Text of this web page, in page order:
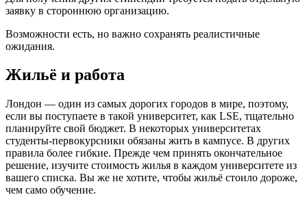
заявку в стороннюю организацию.
Возможности есть, но важно сохранять реалистичные
ожидания.
Жильё и работа
Лондон — один из самых дорогих городов в мире, поэтому,
если вы поступаете в такой университет, как LSE, тщательно
планируйте свой бюджет. В некоторых университетах
студенты-первокурсники обязаны жить в кампусе. В других
правила более гибкие. Прежде чем принять окончательное
решение, изучите стоимость жилья в каждом университете из
вашего списка. Вы же не хотите, чтобы жильё стоило дороже,
чем само обучение.